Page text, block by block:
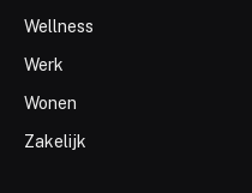
Wellness
Werk
Wonen
Zakelijk